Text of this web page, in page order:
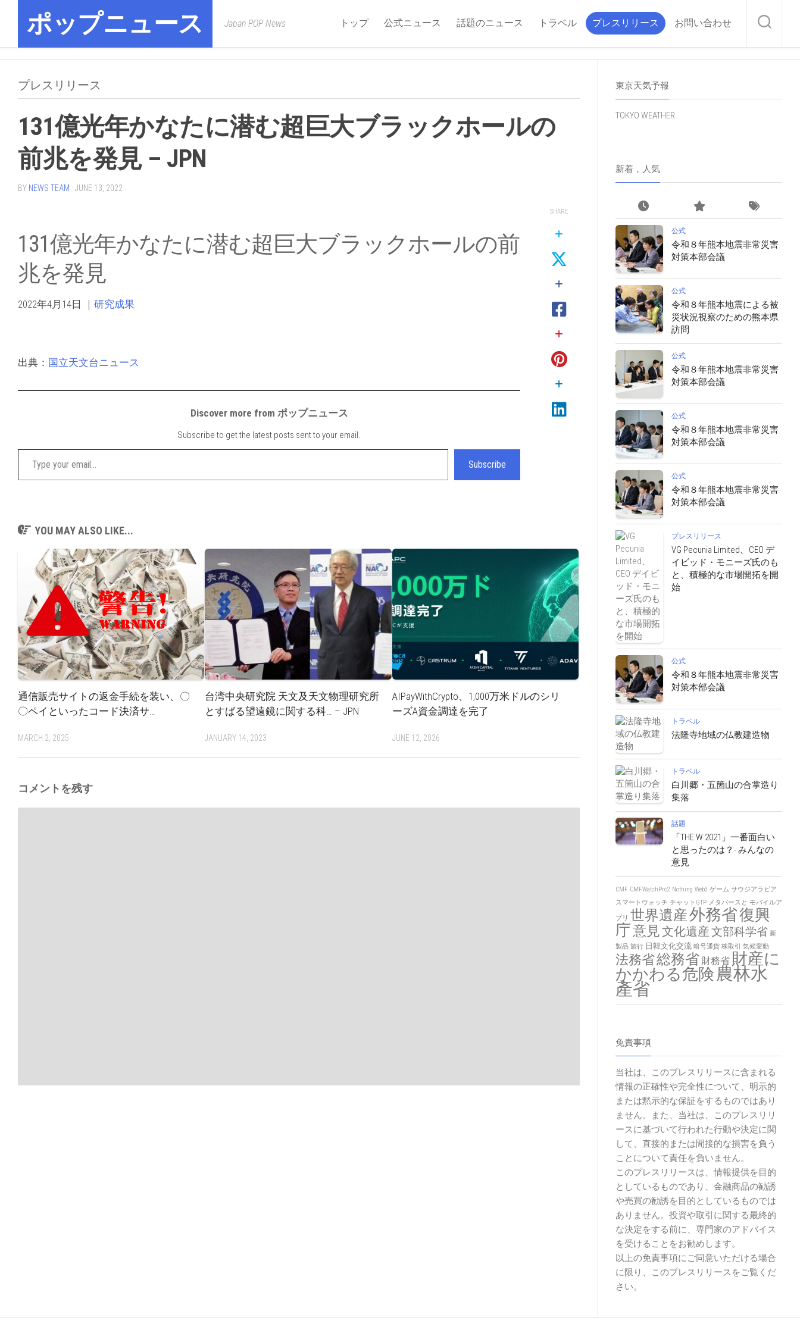
contentポップニュース Japan POP News トップ 公式ニュース 話題のニュース トラベル プレスリリース お問い合わせ
プレスリリース
131億光年かなたに潜む超巨大ブラックホールの
前兆を発見 – JPN
BY NEWS TEAM · JUNE 13, 2022
131億光年かなたに潜む超巨大ブラックホールの前
兆を発見
2022年4月14日 ｜ 研究成果
出典： 国立天文台ニュース
Discover more from ポップニュース
Subscribe to get the latest posts sent to your email.
Type your email…
Subscribe
SHARE
YOU MAY ALSO LIKE...
通信販売サイトの返金手続を装い、〇
〇ペイといったコード決済サ…
MARCH 2, 2025
台湾中央研究院 天文及天文物理研究所
とすばる望遠鏡に関する科… – JPN
JANUARY 14, 2023
AIPayWithCrypto、1,000万米ドルのシリ
ーズA資金調達を完了
JUNE 12, 2026
コメントを残す
東京天気予報
TOKYO WEATHER
新着，人気
公式
令和８年熊本地震非常災害
対策本部会議
公式
令和８年熊本地震による被
災状況視察のための熊本県
訪問
公式
令和８年熊本地震非常災害
対策本部会議
公式
令和８年熊本地震非常災害
対策本部会議
公式
令和８年熊本地震非常災害
対策本部会議
プレスリリース
VG Pecunia Limited、CEO デ
イビッド・モニーズ氏のも
と、積極的な市場開拓を開
始
公式
令和８年熊本地震非常災害
対策本部会議
トラベル
法隆寺地域の仏教建造物
トラベル
白川郷・五箇山の合掌造り
集落
話題
「THE W 2021」一番面白い
と思ったのは？- みんなの
意見
CMF CMFWatchPro2 Nothing Web3 ゲーム サウジアラビア
スマートウォッチ チャットGTP メタバースと モバイルア
プリ 世界遺産外務省復興
庁意見文化遺産文部科学省 新
製品 旅行 日韓文化交流 暗号通貨 株取引 気候変動
法務省総務省 財務省 財産に
かかわる危険農林水
產省
免責事項
当社は、このプレスリリースに含まれる
情報の正確性や完全性について、明示的
または黙示的な保証をするものではあり
ません。また、当社は、このプレスリリ
ースに基づいて行われた行動や決定に関
して、直接的または間接的な損害を負う
ことについて責任を負いません。
このプレスリリースは、情報提供を目的
としているものであり、金融商品の勧誘
や売買の勧誘を目的としているものでは
ありません。投資や取引に関する最終的
な決定をする前に、専門家のアドバイス
を受けることをお勧めします。
以上の免責事項にご同意いただける場合
に限り、このプレスリリースをご覧くだ
さい。